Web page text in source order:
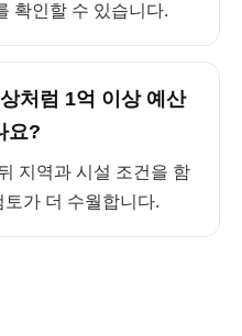
확인할 수 있습니다.
처럼 1억 이상 예산
요?
지역과 시설 조건을 함
가 더 수월합니다.